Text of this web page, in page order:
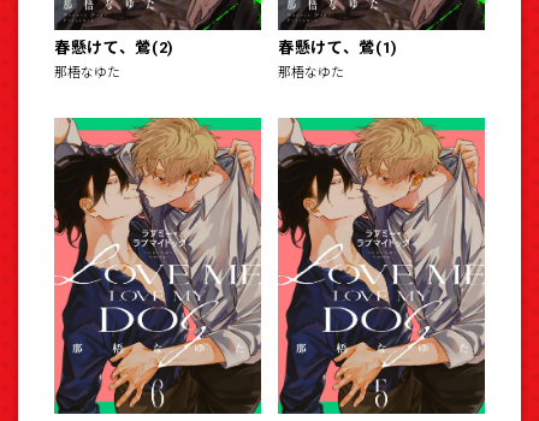
春懸けて、鶯(2)
那梧なゆた
春懸けて、鶯(1)
那梧なゆた